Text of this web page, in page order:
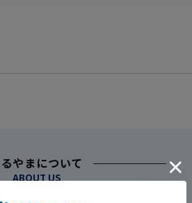
やまについて
ABOUT US